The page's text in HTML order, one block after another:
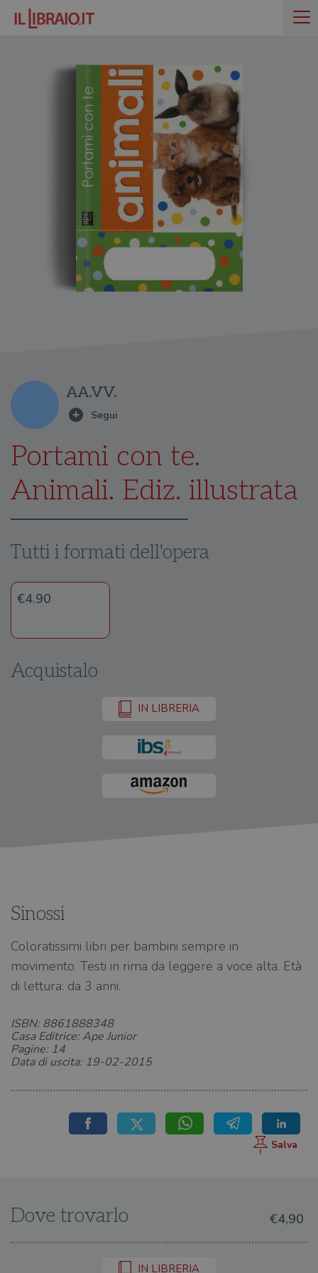
AA.VV.
Portami con te.
Animali. Ediz. illustrata
Tutti i formati dell'opera
€4.90
Acquistalo
IN LIBRERIA
Sinossi
Coloratissimi libri per bambini sempre in
movimento. Testi in rima da leggere a voce alta. Età
di lettura: da 3 anni.
ISBN: 8861888348
Casa Editrice: Ape Junior
Pagine: 14
Data di uscita: 19-02-2015
Dove trovarlo €4,90
IN LIBRERIA